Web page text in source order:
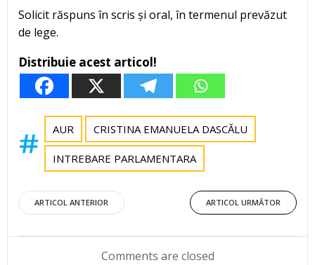
Solicit răspuns în scris și oral, în termenul prevăzut
de lege.
Distribuie acest articol!
AUR CRISTINA EMANUELA DASCĂLU
INTREBARE PARLAMENTARA
Post
navigation
ARTICOL ANTERIOR
Post
navigation
ARTICOL URMĂTOR
Comments are closed